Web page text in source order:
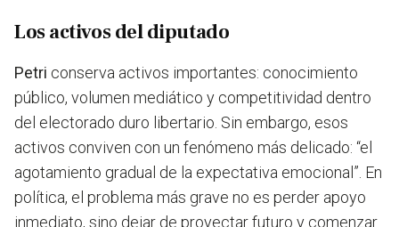
Los activos del diputado
Petri conserva activos importantes: conocimiento
público, volumen mediático y competitividad dentro
del electorado duro libertario. Sin embargo, esos
activos conviven con un fenómeno más delicado: “el
agotamiento gradual de la expectativa emocional”. En
política, el problema más grave no es perder apoyo
inmediato, sino dejar de proyectar futuro y comenzar